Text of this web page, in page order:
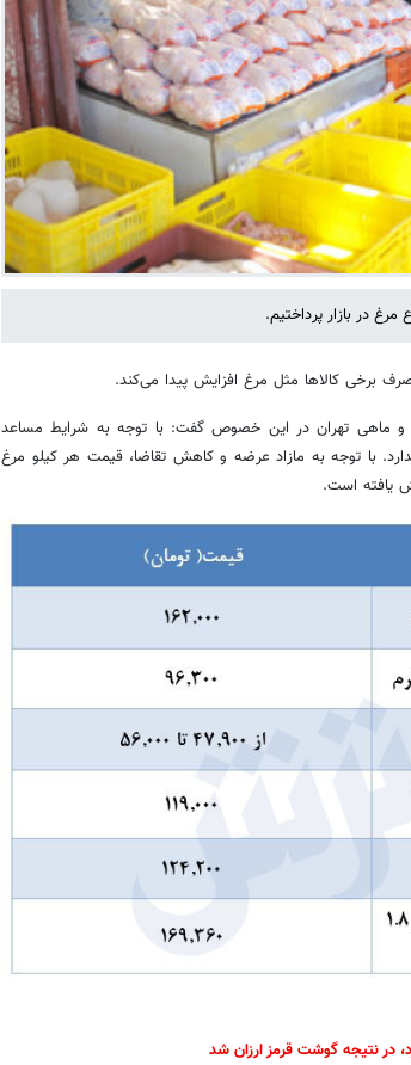
در بازار پرداختیم.
برخی کالاها مثل مرغ افزایش پیدا می‌کند.
و ماهی تهران در این خصوص گفت: با توجه به شرایط مساعد
با توجه به مازاد عرضه و کاهش تقاضا، قیمت هر کیلو مرغ
در نتیجه گوشت قرمز ارزان شد